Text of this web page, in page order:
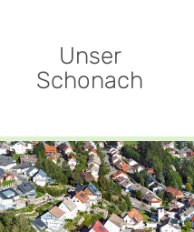
Unser
Schonach